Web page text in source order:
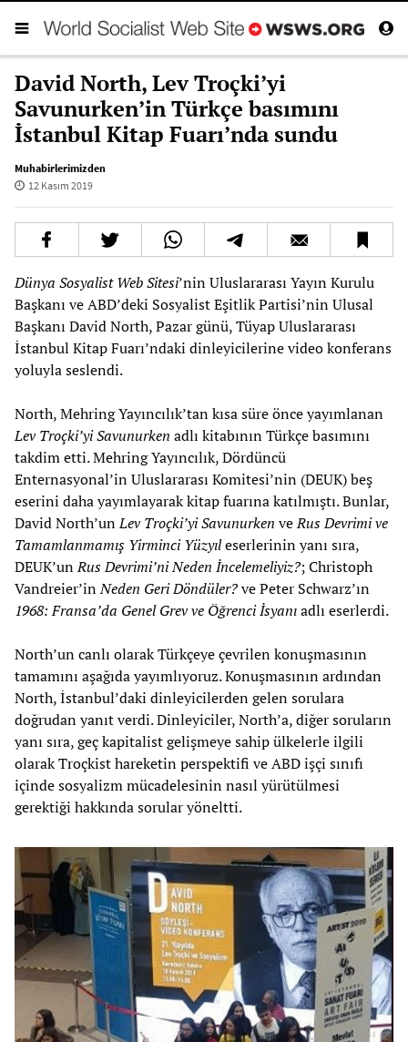
David North, Lev Troçki’yi
Savunurken’in Türkçe basımını
İstanbul Kitap Fuarı’nda sundu
Muhabirlerimizden
12 Kasım 2019
Dünya Sosyalist Web Sitesi’nin Uluslararası Yayın Kurulu
Başkanı ve ABD’deki Sosyalist Eşitlik Partisi’nin Ulusal
Başkanı David North, Pazar günü, Tüyap Uluslararası
İstanbul Kitap Fuarı’ndaki dinleyicilerine video konferans
yoluyla seslendi.
North, Mehring Yayıncılık’tan kısa süre önce yayımlanan
Lev Troçki’yi Savunurken adlı kitabının Türkçe basımını
takdim etti. Mehring Yayıncılık, Dördüncü
Enternasyonal’in Uluslararası Komitesi’nin (DEUK) beş
eserini daha yayımlayarak kitap fuarına katılmıştı. Bunlar,
David North’unLev Troçki’yi Savunurken veRus Devrimi ve
Tamamlanmamış Yirminci Yüzyıleserlerinin yanı sıra,
DEUK’unRus Devrimi’ni Neden İncelemeliyiz?; Christoph
Vandreier’inNeden Geri Döndüler?ve Peter Schwarz’ın
1968: Fransa’da Genel Grev ve Öğrenci İsyanıadlı eserlerdi.
North’un canlı olarak Türkçeye çevrilen konuşmasının
tamamını aşağıda yayımlıyoruz. Konuşmasının ardından
North, İstanbul’daki dinleyicilerden gelen sorulara
doğrudan yanıt verdi. Dinleyiciler, North’a, diğer soruların
yanı sıra, geç kapitalist gelişmeye sahip ülkelerle ilgili
olarak Troçkist hareketin perspektifi ve ABD işçi sınıfı
içinde sosyalizm mücadelesinin nasıl yürütülmesi
gerektiği hakkında sorular yöneltti.